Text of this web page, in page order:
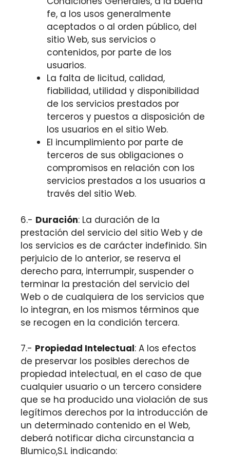
fe, a los usos generalmente
aceptados o al orden público, del
sitio Web, sus servicios o
contenidos, por parte de los
usuarios.
La falta de licitud, calidad,
fiabilidad, utilidad y disponibilidad
de los servicios prestados por
terceros y puestos a disposición de
los usuarios en el sitio Web.
El incumplimiento por parte de
terceros de sus obligaciones o
compromisos en relación con los
servicios prestados a los usuarios a
través del sitio Web.
6.- Duración: La duración de la
prestación del servicio del sitio Web y de
los servicios es de carácter indefinido. Sin
perjuicio de lo anterior, se reserva el
derecho para, interrumpir, suspender o
terminar la prestación del servicio del
Web o de cualquiera de los servicios que
lo integran, en los mismos términos que
se recogen en la condición tercera.
7.- Propiedad Intelectual: A los efectos
de preservar los posibles derechos de
propiedad intelectual, en el caso de que
cualquier usuario o un tercero considere
que se ha producido una violación de sus
legítimos derechos por la introducción de
un determinado contenido en el Web,
deberá notificar dicha circunstancia a
Blumico,S.L indicando: